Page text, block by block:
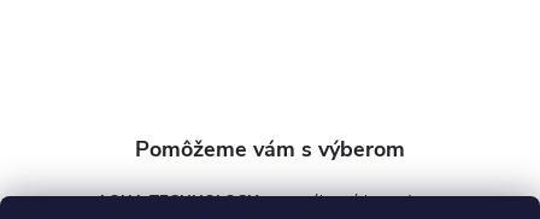
AQUA TECHNOLOGY s.r.o.